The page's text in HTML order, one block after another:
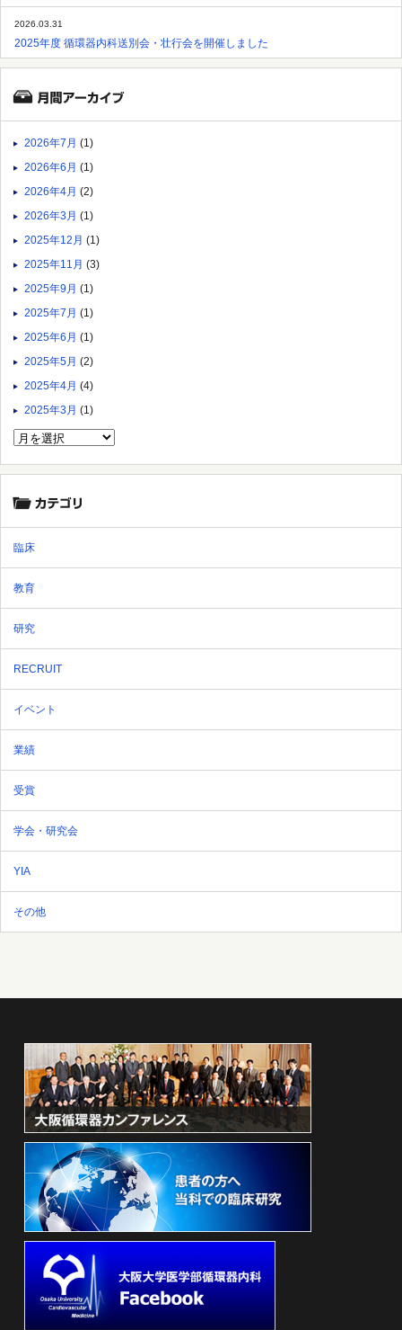
2026.03.31
2025年度 循環器内科送別会・壮行会を開催しました
2026年7月 (1)
2026年6月 (1)
2026年4月 (2)
2026年3月 (1)
2025年12月 (1)
2025年11月 (3)
2025年9月 (1)
2025年7月 (1)
2025年6月 (1)
2025年5月 (2)
2025年4月 (4)
2025年3月 (1)
臨床
教育
研究
RECRUIT
イベント
業績
受賞
学会・研究会
YIA
その他